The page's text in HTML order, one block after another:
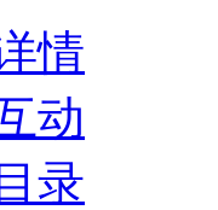
情
动
录